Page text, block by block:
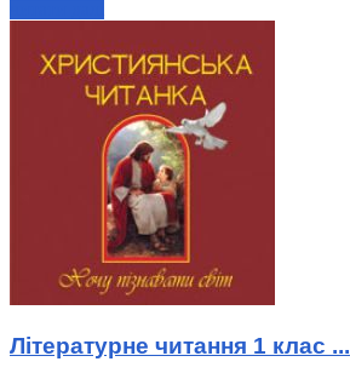
Літературне читання 1 клас ...